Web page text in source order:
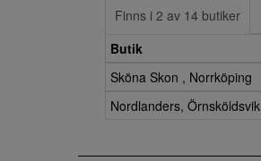
Finns i 2 av 14 butiker
Butik
Sköna Skon , Norrköping
Nordlanders, Örnsköldsvik